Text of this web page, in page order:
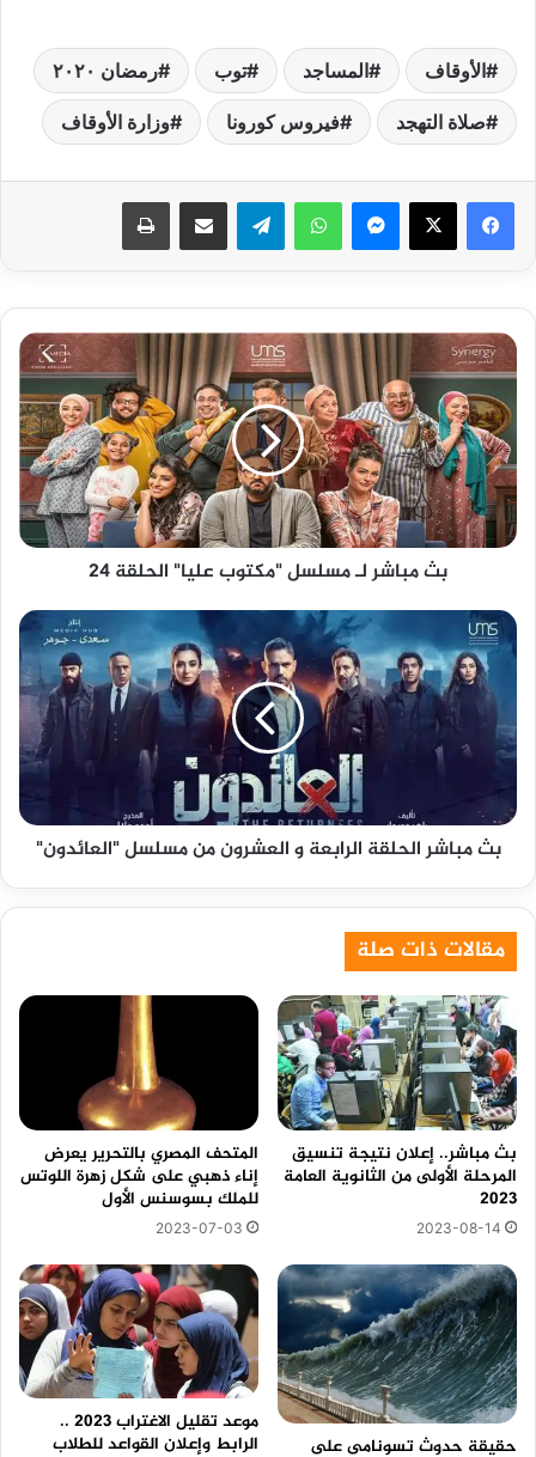
الأوقاف المساجد توب رمضان ٢٠٢٠
صلاة التهجد فيروس كورونا وزارة الأوقاف
فيسبوك ‫X ماسنجر واتساب تيلقرام مشاركة عبر البريد طباعة
بث
مباشر
مسلسل
"مكتوب
عليا"
الحلقة
24
بث مباشر لـ مسلسل "مكتوب عليا" الحلقة 24
بث
مباشر
الحلقة
الرابعة
العشرون
مسلسل
"العائدون"
بث مباشر الحلقة الرابعة و العشرون من مسلسل "العائدون"
مقالات ذات صلة
بث مباشر.. إعلان نتيجة تنسيق
المرحلة الأولى من الثانوية العامة
2023
2023-08-14
المتحف المصري بالتحرير يعرض
إناء ذهبي على شكل زهرة اللوتس
للملك بسوسنس الأول
2023-07-03
حقيقة حدوث تسونامى على
موعد تقليل الاغتراب 2023 ..
الرابط وإعلان القواعد للطلاب